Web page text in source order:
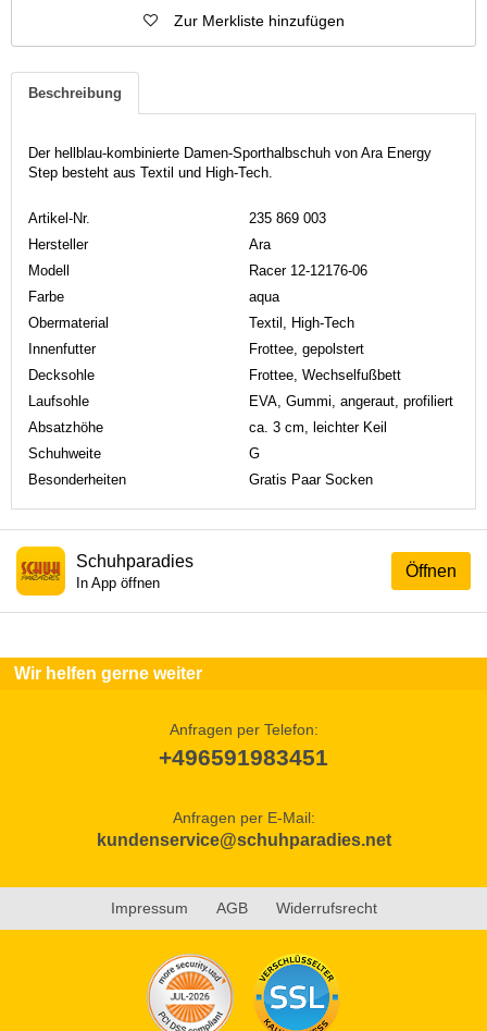
Zur Merkliste hinzufügen
Beschreibung
Der hellblau-kombinierte Damen-Sporthalbschuh von Ara Energy
Step besteht aus Textil und High-Tech.
Artikel-Nr.
235 869 003
Hersteller
Ara
Modell
Racer 12-12176-06
Farbe
aqua
Obermaterial
Textil, High-Tech
Innenfutter
Frottee, gepolstert
Decksohle
Frottee, Wechselfußbett
Laufsohle
EVA, Gummi, angeraut, profiliert
Absatzhöhe
ca. 3 cm, leichter Keil
Schuhweite
G
Besonderheiten
Gratis Paar Socken
Öffnen
Schuhparadies
In App öffnen
Wir helfen gerne weiter
Anfragen per Telefon:
+496591983451
Anfragen per E-Mail:
kundenservice@schuhparadies.net
Impressum AGB Widerrufsrecht